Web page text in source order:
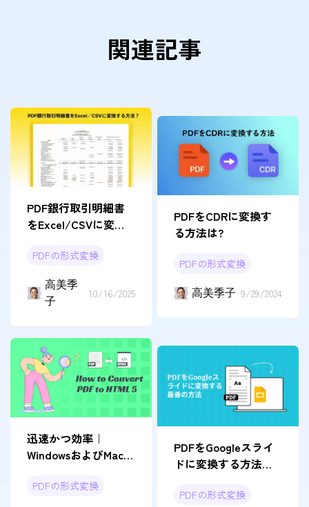
関連記事
PDF銀行取引明細書
をExcel/CSVに変換
ド」
PDFの形式変換
高美季
子
10/16/2025
PDFをCDRに変換す
る方法は?
PDFの形式変換
高美季子 9/29/2024
迅速かつ効率｜
WindowsおよびMacで
する
PDFの形式変換
PDFをGoogleスライ
ドに変換する方法｜
PDFの形式変換